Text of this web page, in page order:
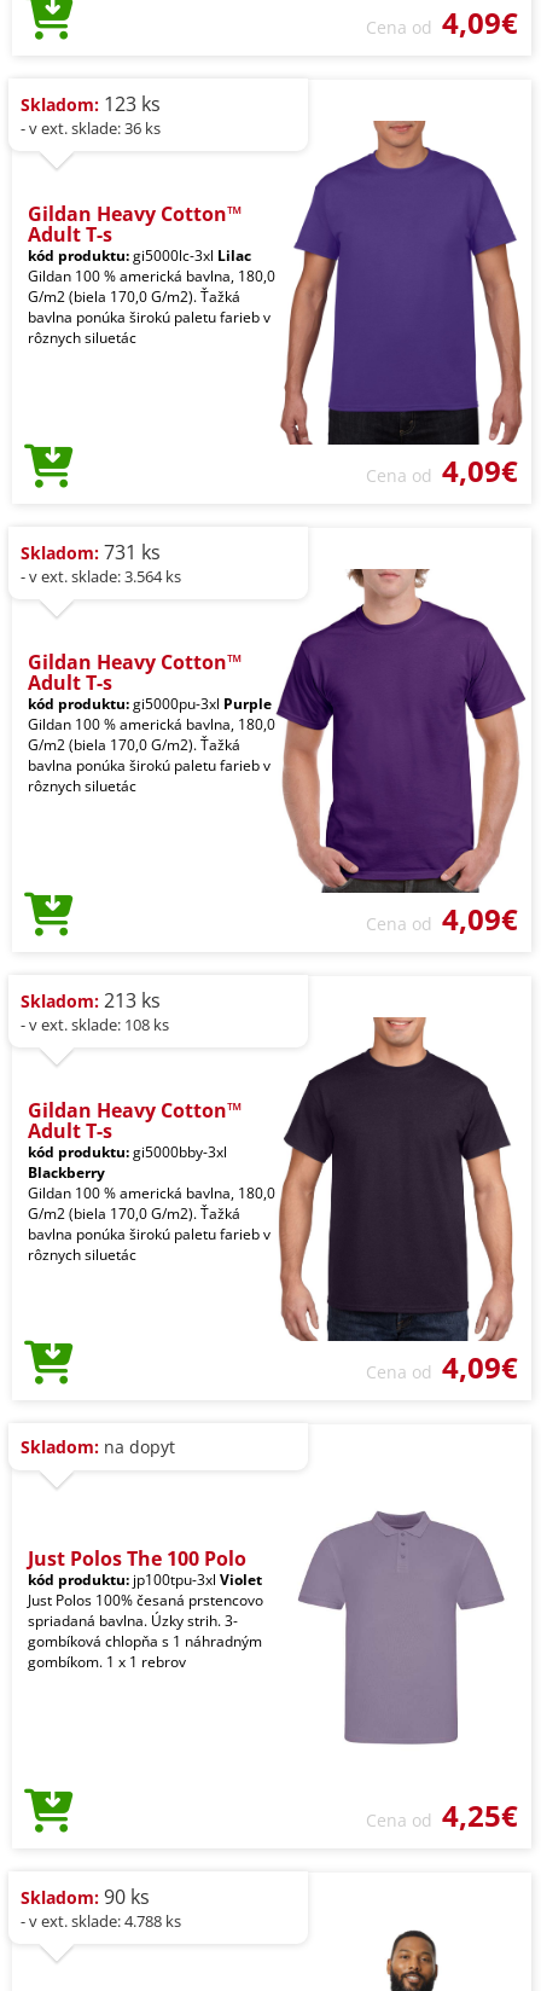
Cena od 4,09€
Skladom: 123 ks
- v ext. sklade: 36 ks
Gildan Heavy Cotton™
Adult T-s
kód produktu:gi5000lc-3xl Lilac
Gildan 100 % americká bavlna, 180,0
G/m2 (biela 170,0 G/m2). Ťažká
bavlna ponúka širokú paletu farieb v
rôznych siluetác
Cena od 4,09€
Skladom: 731 ks
- v ext. sklade: 3.564 ks
Gildan Heavy Cotton™
Adult T-s
kód produktu:gi5000pu-3xl Purple
Gildan 100 % americká bavlna, 180,0
G/m2 (biela 170,0 G/m2). Ťažká
bavlna ponúka širokú paletu farieb v
rôznych siluetác
Cena od 4,09€
Skladom: 213 ks
- v ext. sklade: 108 ks
Gildan Heavy Cotton™
Adult T-s
kód produktu:gi5000bby-3xl
Blackberry
Gildan 100 % americká bavlna, 180,0
G/m2 (biela 170,0 G/m2). Ťažká
bavlna ponúka širokú paletu farieb v
rôznych siluetác
Cena od 4,09€
Skladom: na dopyt
Just Polos The 100 Polo
kód produktu: jp100tpu-3xl Violet
Just Polos 100% česaná prstencovo
spriadaná bavlna. Úzky strih. 3-
gombíková chlopňa s 1 náhradným
gombíkom. 1 x 1 rebrov
Cena od 4,25€
Skladom: 90 ks
- v ext. sklade: 4.788 ks